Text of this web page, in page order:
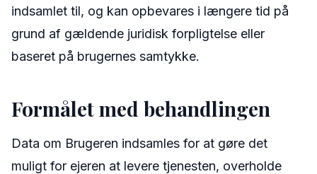
indsamlet til, og kan opbevares i længere tid på
grund af gældende juridisk forpligtelse eller
baseret på brugernes samtykke.
Formålet med behandlingen
Data om Brugeren indsamles for at gøre det
muligt for ejeren at levere tjenesten, overholde